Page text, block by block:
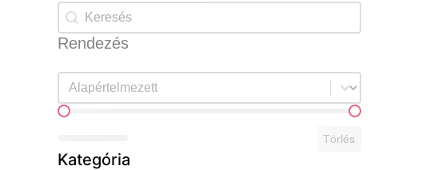
Keresés
Keresés
Rendezés
Rendezés
Rendezés
Ár szerint
Törlés
Kategória